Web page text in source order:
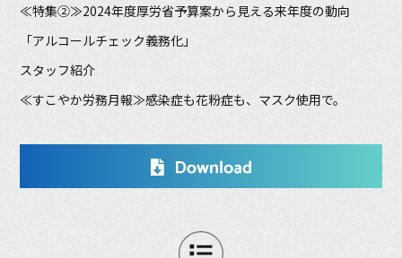
≪特集②≫2024年度厚労省予算案から見える来年度の動向
「アルコールチェック義務化」
スタッフ紹介
≪すこやか労務月報≫感染症も花粉症も、マスク使用で。